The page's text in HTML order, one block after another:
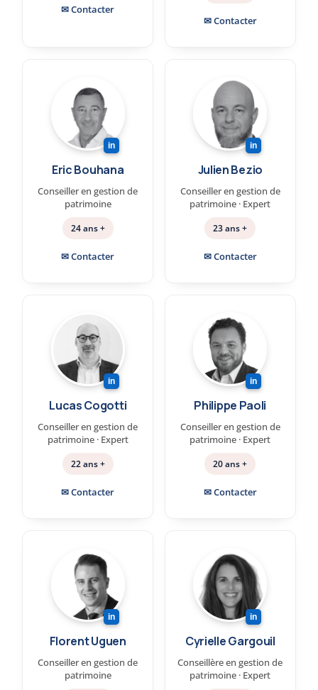
✉ Contacter
✉ Contacter
in
Eric Bouhana
Conseiller en gestion de
patrimoine
24 ans +
✉ Contacter
in
Julien Bezio
Conseiller en gestion de
patrimoine · Expert
23 ans +
✉ Contacter
in
Lucas Cogotti
Conseiller en gestion de
patrimoine · Expert
22 ans +
✉ Contacter
in
Philippe Paoli
Conseiller en gestion de
patrimoine · Expert
20 ans +
✉ Contacter
in
Florent Uguen
Conseiller en gestion de
patrimoine
in
Cyrielle Gargouil
Conseillère en gestion de
patrimoine · Expert